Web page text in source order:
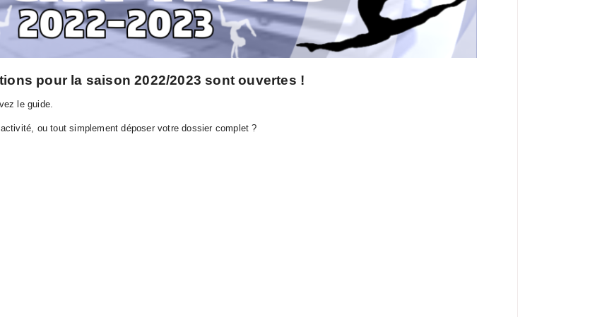
pour la saison 2022/2023 sont ouvertes !
le guide.
ou tout simplement déposer votre dossier complet ?